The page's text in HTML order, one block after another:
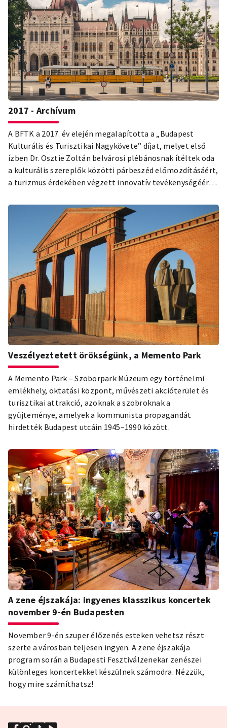
2017 - Archívum
A BFTK a 2017. év elején megalapította a „Budapest
Kulturális és Turisztikai Nagykövete” díjat, melyet első
ízben Dr. Osztie Zoltán belvárosi plébánosnak ítéltek oda
a kulturális szereplők közötti párbeszéd előmozdításáért,
a turizmus érdekében végzett innovatív tevékenységéért.
forgalomba került a városkártya 96 és 120 órás változata,
valamint a 72 órás Budapest Card Junior. A világ
legnagyobb B2B szakvásárán, a frankfurti IMEX-en
debütált a Budapest MICE Guide katalógus. A BFTK
koordinációjában tovább mélyült a Moszkvával
fenntartott partnervárosi megállapodás, Ulánbátor
városa a Budapesti Tavaszi Vásár díszvendége volt egy
hétre, májusban pedig Budapest Napokat rendeztek
Szlovéniában. A budapesti turizmus sikeres megoldásait
sajátíthatták el a spanyolországi Málaga megyéből és az
üzbég fővárosból, Taskentből érkező delegációk.
Veszélyeztetett örökségünk, a Memento Park
A Memento Park – Szoborpark Múzeum egy történelmi
emlékhely, oktatási központ, művészeti akcióterület és
turisztikai attrakció, azoknak a szobroknak a
gyűjteménye, amelyek a kommunista propagandát
hirdették Budapest utcáin 1945–1990 között.
A zene éjszakája: ingyenes klasszikus koncertek
november 9-én Budapesten
November 9-én szuper élőzenés esteken vehetsz részt
szerte a városban teljesen ingyen. A zene éjszakája
program során a Budapesti Fesztiválzenekar zenészei
különleges koncertekkel készülnek számodra. Nézzük,
hogy mire számíthatsz!